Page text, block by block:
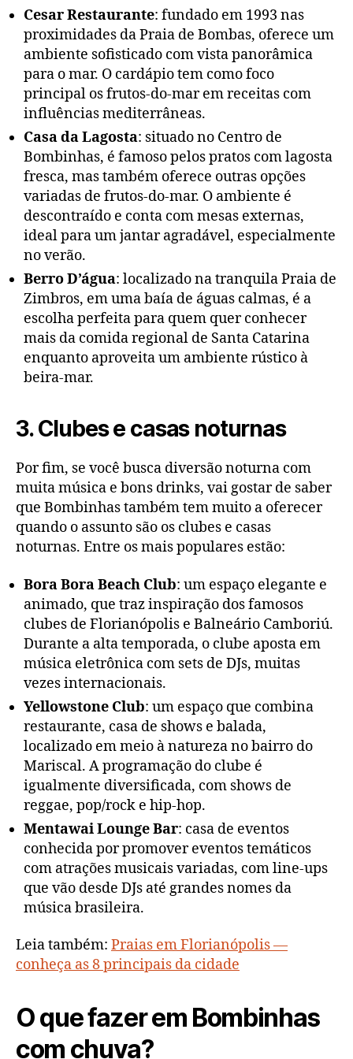
Cesar Restaurante: fundado em 1993 nas
proximidades da Praia de Bombas, oferece um
ambiente sofisticado com vista panorâmica
para o mar. O cardápio tem como foco
principal os frutos-do-mar em receitas com
influências mediterrâneas.
Casa da Lagosta: situado no Centro de
Bombinhas, é famoso pelos pratos com lagosta
fresca, mas também oferece outras opções
variadas de frutos-do-mar. O ambiente é
descontraído e conta com mesas externas,
ideal para um jantar agradável, especialmente
no verão.
Berro D’água: localizado na tranquila Praia de
Zimbros, em uma baía de águas calmas, é a
escolha perfeita para quem quer conhecer
mais da comida regional de Santa Catarina
enquanto aproveita um ambiente rústico à
beira-mar.
3. Clubes e casas noturnas
Por fim, se você busca diversão noturna com
muita música e bons drinks, vai gostar de saber
que Bombinhas também tem muito a oferecer
quando o assunto são os clubes e casas
noturnas. Entre os mais populares estão:
Bora Bora Beach Club: um espaço elegante e
animado, que traz inspiração dos famosos
clubes de Florianópolis e Balneário Camboriú.
Durante a alta temporada, o clube aposta em
música eletrônica com sets de DJs, muitas
vezes internacionais.
Yellowstone Club: um espaço que combina
restaurante, casa de shows e balada,
localizado em meio à natureza no bairro do
Mariscal. A programação do clube é
igualmente diversificada, com shows de
reggae, pop/rock e hip-hop.
Mentawai Lounge Bar: casa de eventos
conhecida por promover eventos temáticos
com atrações musicais variadas, com line-ups
que vão desde DJs até grandes nomes da
música brasileira.
Leia também: Praias em Florianópolis —
conheça as 8 principais da cidade
O que fazer em Bombinhas
com chuva?